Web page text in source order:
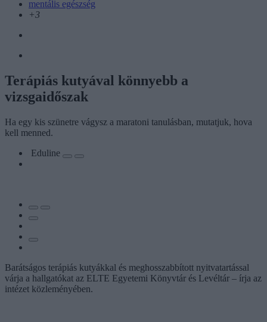
mentális egészség
+3
Terápiás kutyával könnyebb a
vizsgaidőszak
Ha egy kis szünetre vágysz a maratoni tanulásban, mutatjuk, hova
kell menned.
Eduline
Barátságos terápiás kutyákkal és meghosszabbított nyitvatartással
várja a hallgatókat az ELTE Egyetemi Könyvtár és Levéltár – írja az
intézet közleményében.